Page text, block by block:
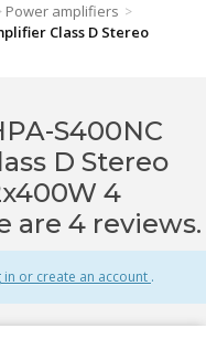
Power amplifiers >
Class D Stereo
S400NC
D Stereo
4
are 4 reviews.
in or create an account .